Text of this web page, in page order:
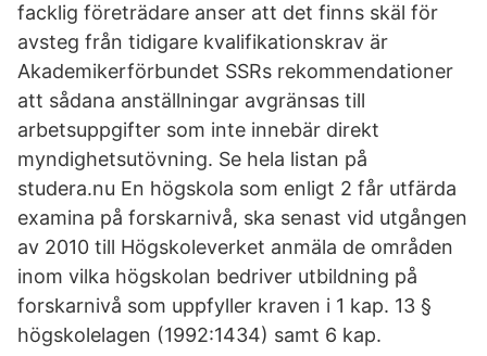
facklig företrädare anser att det finns skäl för
avsteg från tidigare kvalifikationskrav är
Akademikerförbundet SSRs rekommendationer
att sådana anställningar avgränsas till
arbetsuppgifter som inte innebär direkt
myndighetsutövning. Se hela listan på
studera.nu En högskola som enligt 2 får utfärda
examina på forskarnivå, ska senast vid utgången
av 2010 till Högskoleverket anmäla de områden
inom vilka högskolan bedriver utbildning på
forskarnivå som uppfyller kraven i 1 kap. 13 §
högskolelagen (1992:1434) samt 6 kap.